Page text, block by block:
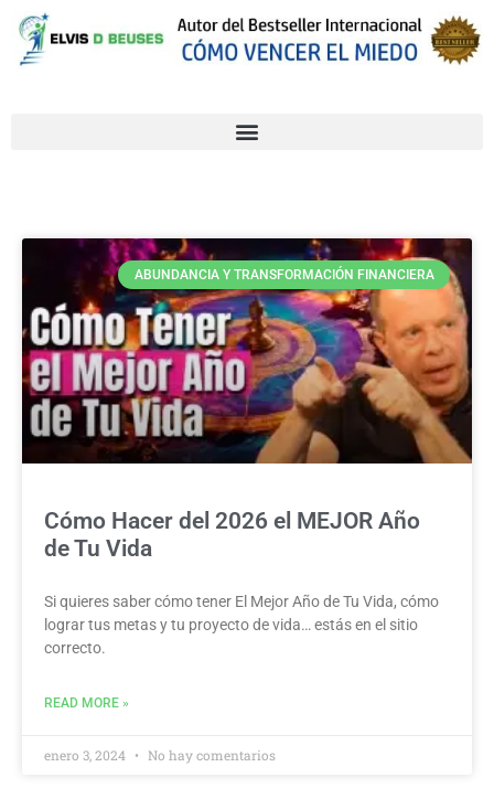
ABUNDANCIA Y TRANSFORMACIÓN FINANCIERA
Cómo Hacer del 2026 el MEJOR Año
de Tu Vida
Si quieres saber cómo tener El Mejor Año de Tu Vida, cómo
lograr tus metas y tu proyecto de vida… estás en el sitio
correcto.
READ MORE »
enero 3, 2024 No hay comentarios